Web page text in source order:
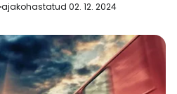
ajakohastatud 02. 12. 2024
Facebookiga